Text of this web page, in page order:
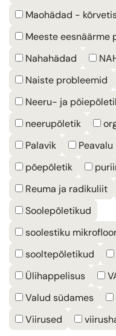
Maohädad -
Meeste
Nahahädad
Naiste probleemid
Neeru- ja
neerupõletik
Palavik
Peavalu
põepõletik
Reuma ja radikuliit
Soolepõletikud
soolestiku
sooltepõletikud
Ülihappelisus
Valud südames
Viirused